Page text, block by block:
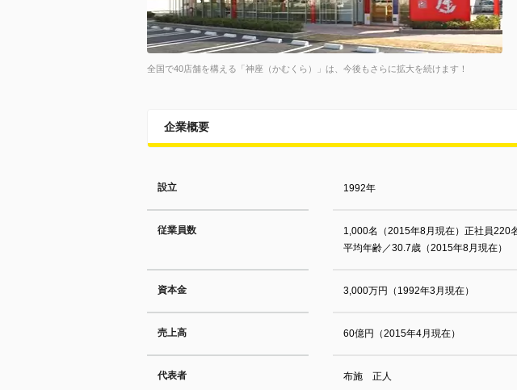
全国で40店舗を構える「神座（かむくら）」は、今後もさらに拡大を続けます！
企業概要
設立 1992年
従業員数
1,000名（2015年8月現在）正社員220
平均年齢／30.7歳（2015年8月現在）
資本金 3,000万円（1992年3月現在）
売上高 60億円（2015年4月現在）
代表者 布施 正人